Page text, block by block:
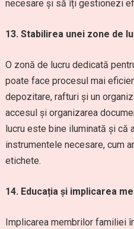
necesare și să îți gestionezi
13. Stabilirea unei zone de
O zonă de lucru dedicată
poate face procesul mai
depozitare, rafturi și un
accesul și organizarea
lucru este bine iluminată și că
instrumentele necesare, cum
etichete.
14. Educația și implicarea
Implicarea membrilor familiei